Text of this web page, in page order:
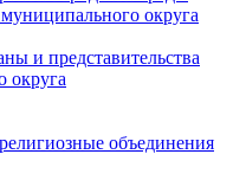
округа
и представительства
объединения